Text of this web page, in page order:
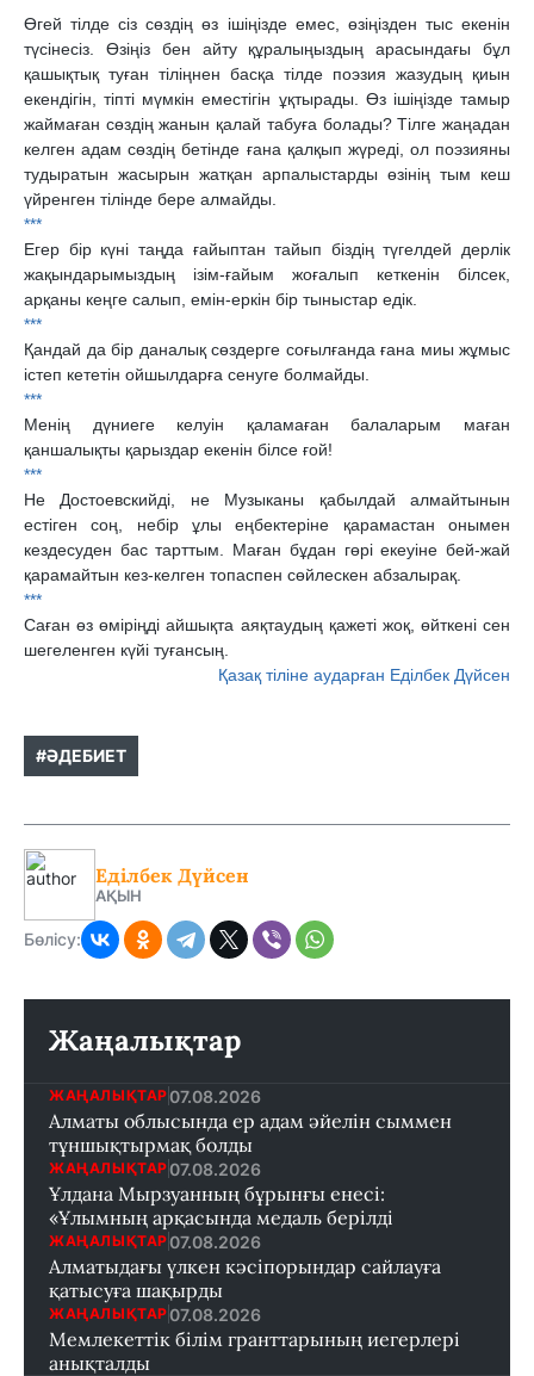
Өгей тілде сіз сөздің өз ішіңізде емес, өзіңізден тыс екенін
түсінесіз. Өзіңіз бен айту құралыңыздың арасындағы бұл
қашықтық туған тіліңнен басқа тілде поэзия жазудың қиын
екендігін, тіпті мүмкін еместігін ұқтырады. Өз ішіңізде тамыр
жаймаған сөздің жанын қалай табуға болады? Тілге жаңадан
келген адам сөздің бетінде ғана қалқып жүреді, ол поэзияны
тудыратын жасырын жатқан арпалыстарды өзінің тым кеш
үйренген тілінде бере алмайды.
***
Егер бір күні таңда ғайыптан тайып біздің түгелдей дерлік
жақындарымыздың ізім-ғайым жоғалып кеткенін білсек,
арқаны кеңге салып, емін-еркін бір тыныстар едік.
***
Қандай да бір даналық сөздерге соғылғанда ғана миы жұмыс
істеп кететін ойшылдарға сенуге болмайды.
***
Менің дүниеге келуін қаламаған балаларым маған
қаншалықты қарыздар екенін білсе ғой!
***
Не Достоевскийді, не Музыканы қабылдай алмайтынын
естіген соң, небір ұлы еңбектеріне қарамастан онымен
кездесуден бас тарттым. Маған бұдан гөрі екеуіне бей-жай
қарамайтын кез-келген топаспен сөйлескен абзалырақ.
***
Саған өз өміріңді айшықта аяқтаудың қажеті жоқ, өйткені сен
шегеленген күйі туғансың.
Қазақ тіліне аударған Еділбек Дүйсен
#ӘДЕБИЕТ
Еділбек Дүйсен
АҚЫН
Бөлісу:
Жаңалықтар
ЖАҢАЛЫҚТАР 07.08.2026
Алматы облысында ер адам әйелін сыммен
тұншықтырмақ болды
ЖАҢАЛЫҚТАР 07.08.2026
Ұлдана Мырзуанның бұрынғы енесі:
«Ұлымның арқасында медаль берілді
ЖАҢАЛЫҚТАР 07.08.2026
Алматыдағы үлкен кәсіпорындар сайлауға
қатысуға шақырды
ЖАҢАЛЫҚТАР 07.08.2026
Мемлекеттік білім гранттарының иегерлері
анықталды